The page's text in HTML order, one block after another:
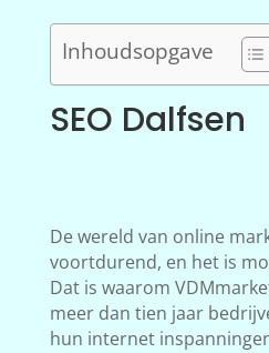
Inhoudsopgave
SEO Dalfsen
De wereld van online
voortdurend, en het is
Dat is waarom
meer dan tien jaar
hun internet